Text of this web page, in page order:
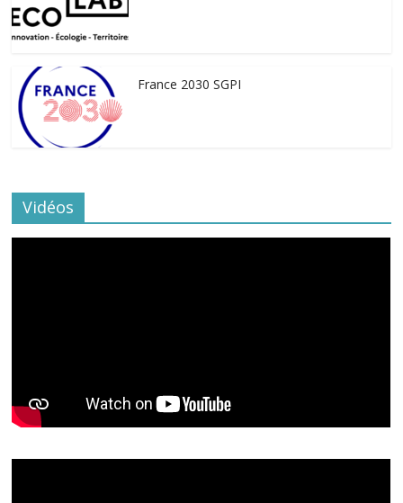
France 2030 SGPI
Vidéos